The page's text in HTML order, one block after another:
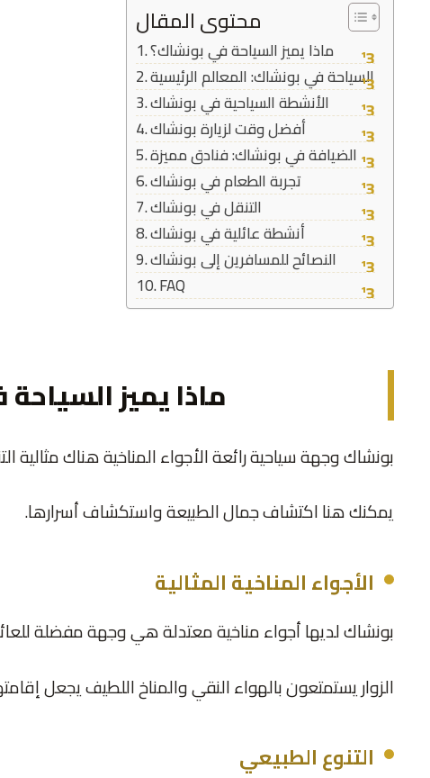
محتوى المقال
ماذا يميز السياحة في بونشاك؟
السياحة في بونشاك: المعالم الرئيسية
الأنشطة السياحية في بونشاك
أفضل وقت لزيارة بونشاك
الضيافة في بونشاك: فنادق مميزة
تجربة الطعام في بونشاك
التنقل في بونشاك
أنشطة عائلية في بونشاك
النصائح للمسافرين إلى بونشاك
FAQ
ماذا يميز
بونشاك وجهة سياحية رائعة الأجواء المناخية هناك مثالية
يمكنك هنا اكتشاف جمال الطبيعة واستكشاف أسرارها.
الأجواء المناخية المثالية
بونشاك لديها أجواء مناخية معتدلة هي وجهة مفضلة
الزوار يستمتعون بالهواء النقي والمناخ اللطيف يجعل
التنوع الطبيعي